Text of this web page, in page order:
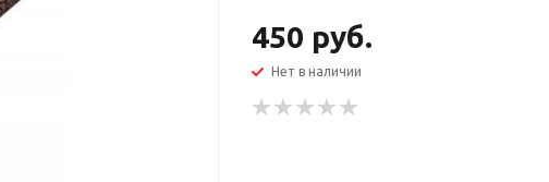
450 руб.
Нет в наличии